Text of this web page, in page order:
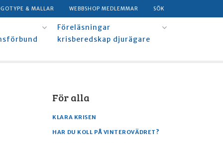
& MALLAR WEBBSHOP MEDLEMMAR SÖK
Föreläsningar
krisberedskap djurägare
För alla
KLARA KRISEN
HAR DU KOLL PÅ VINTEROVÄDRET?